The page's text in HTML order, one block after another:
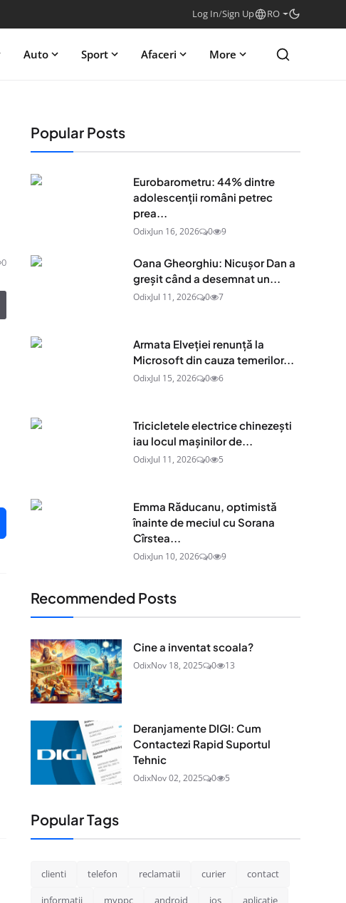
Log In/Sign Up RO
Auto Sport Afaceri More
0
Popular Posts
Eurobarometru: 44% dintre
adolescenţii români petrec
prea...
OdixJun 16, 2026 0 9
Oana Gheorghiu: Nicușor Dan a
greșit când a desemnat un...
OdixJul 11, 2026 0 7
Armata Elveției renunță la
Microsoft din cauza temerilor...
OdixJul 15, 2026 0 6
Tricicletele electrice chinezești
iau locul mașinilor de...
OdixJul 11, 2026 0 5
Emma Răducanu, optimistă
înainte de meciul cu Sorana
Cîrstea...
OdixJun 10, 2026 0 9
Recommended Posts
Cine a inventat scoala?
OdixNov 18, 2025 0 13
Deranjamente DIGI: Cum
Contactezi Rapid Suportul
Tehnic
OdixNov 02, 2025 0 5
Popular Tags
clienti telefon reclamatii curier contact
informatii myppc android ios aplicatie